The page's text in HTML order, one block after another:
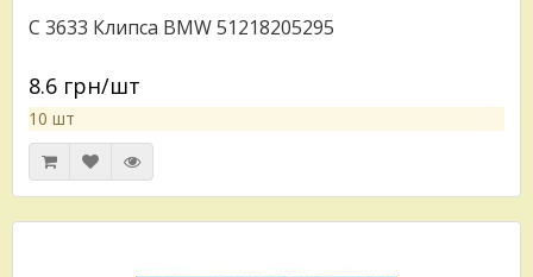
C 3633 Клипса BMW 51218205295
8.6 грн/шт
10 шт